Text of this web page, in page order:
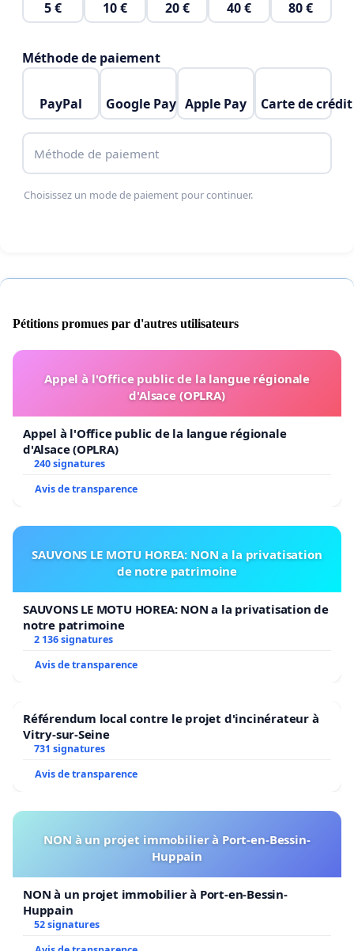
5 €
10 € 20 € 40 € 80 €
Méthode de paiement
PayPal Google Pay Apple Pay Carte de crédit
Méthode de paiement
Choisissez un mode de paiement pour continuer.
Pétitions promues par d'autres utilisateurs
Appel à l'Office public de la langue régionale
d'Alsace (OPLRA)
Appel à l'Office public de la langue régionale
d'Alsace (OPLRA)
240 signatures
Avis de transparence
SAUVONS LE MOTU HOREA: NON a la privatisation
de notre patrimoine
SAUVONS LE MOTU HOREA: NON a la privatisation de
notre patrimoine
2 136 signatures
Avis de transparence
Référendum local contre le projet d'incinérateur à
Vitry-sur-Seine
731 signatures
Avis de transparence
NON à un projet immobilier à Port-en-Bessin-
Huppain
NON à un projet immobilier à Port-en-Bessin-
Huppain
52 signatures